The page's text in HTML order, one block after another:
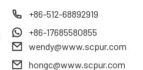
+86-512-68892919
+86-17685580855
wendy@www.scpur.com
hongc@www.scpur.com